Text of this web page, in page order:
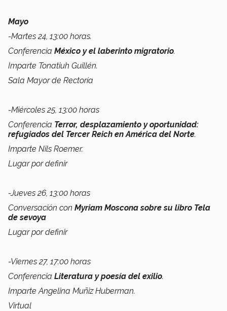
Mayo
-Martes 24, 13:00 horas.
Conferencia México y el laberinto migratorio.
Imparte Tonatiuh Guillén.
Sala Mayor de Rectoría
-Miércoles 25, 13:00 horas
Conferencia Terror, desplazamiento y oportunidad:
refugiados del Tercer Reich en América del Norte.
Imparte Nils Roemer.
Lugar por definir
-Jueves 26, 13:00 horas
Conversación con Myriam Moscona sobre su libro Tela
de sevoya
Lugar por definir
-Viernes 27, 17:00 horas
Conferencia Literatura y poesía del exilio.
Imparte Angelina Muñiz Huberman.
Virtual